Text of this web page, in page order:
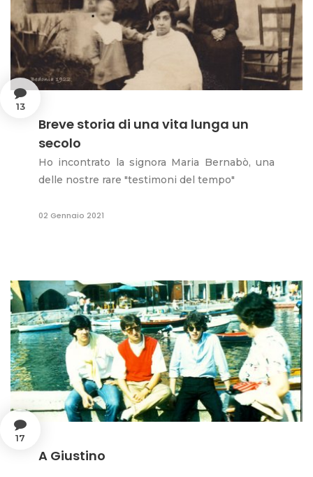
13
Breve storia di una vita lunga un
secolo
Ho incontrato la signora Maria Bernabò, una
delle nostre rare "testimoni del tempo"
02 Gennaio 2021
17
A Giustino